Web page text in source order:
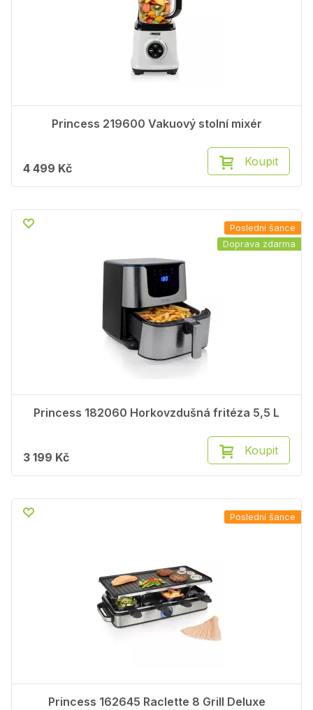
Princess 219600 Vakuový stolní mixér
4 499 Kč Koupit
Princess 182060 Horkovzdušná fritéza 5,5 L
3 199 Kč Koupit
Poslední šance
Doprava zdarma
Princess 162645 Raclette 8 Grill Deluxe
Poslední šance